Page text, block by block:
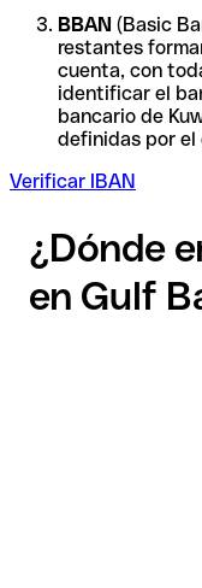
BBAN (Basic
restantes
cuenta, con
identificar el
bancario de
definidas por el
Verificar IBAN
¿Dónde
en Gulf